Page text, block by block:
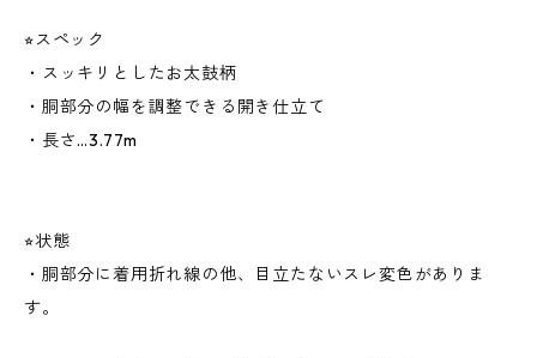
⭐︎スペック
・スッキリとしたお太鼓柄
・胴部分の幅を調整できる開き仕立て
・長さ…3.77m
⭐︎状態
・胴部分に着用折れ線の他、目立たないスレ変色がありま
す。